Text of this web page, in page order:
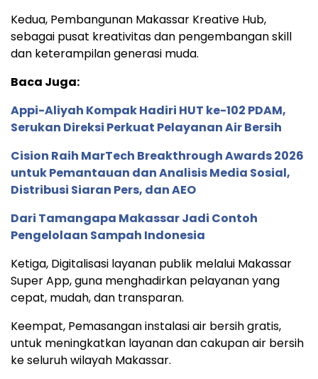
Kedua, Pembangunan Makassar Kreative Hub,
sebagai pusat kreativitas dan pengembangan skill
dan keterampilan generasi muda.
Baca Juga:
Appi-Aliyah Kompak Hadiri HUT ke-102 PDAM,
Serukan Direksi Perkuat Pelayanan Air Bersih
Cision Raih MarTech Breakthrough Awards 2026
untuk Pemantauan dan Analisis Media Sosial,
Distribusi Siaran Pers, dan AEO
Dari Tamangapa Makassar Jadi Contoh
Pengelolaan Sampah Indonesia
Ketiga, Digitalisasi layanan publik melalui Makassar
Super App, guna menghadirkan pelayanan yang
cepat, mudah, dan transparan.
Keempat, Pemasangan instalasi air bersih gratis,
untuk meningkatkan layanan dan cakupan air bersih
ke seluruh wilayah Makassar.